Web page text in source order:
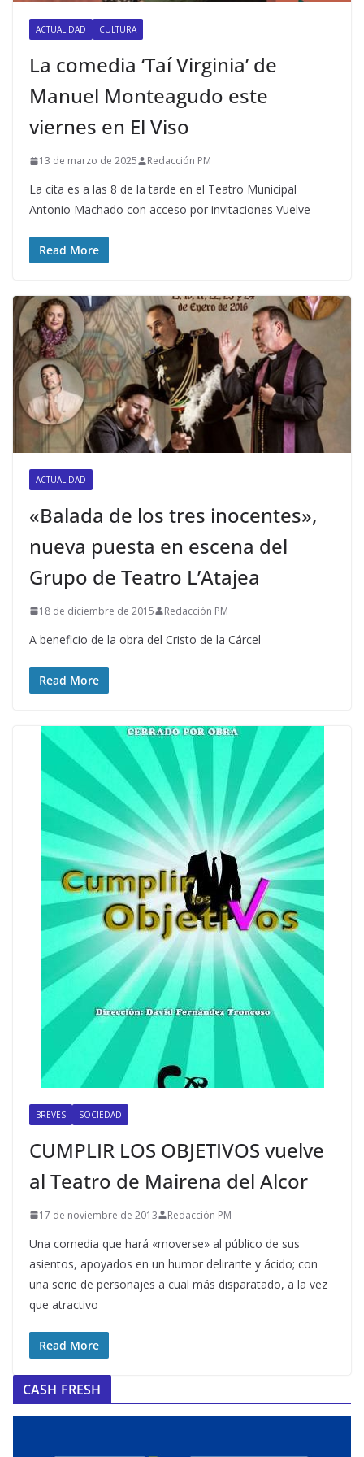
ACTUALIDAD CULTURA
La comedia ‘Taí Virginia’ de
Manuel Monteagudo este
viernes en El Viso
13 de marzo de 2025 Redacción PM
La cita es a las 8 de la tarde en el Teatro Municipal
Antonio Machado con acceso por invitaciones Vuelve
Read More
ACTUALIDAD
«Balada de los tres inocentes»,
nueva puesta en escena del
Grupo de Teatro L’Atajea
18 de diciembre de 2015 Redacción PM
A beneficio de la obra del Cristo de la Cárcel
Read More
BREVES SOCIEDAD
CUMPLIR LOS OBJETIVOS vuelve
al Teatro de Mairena del Alcor
17 de noviembre de 2013 Redacción PM
Una comedia que hará «moverse» al público de sus
asientos, apoyados en un humor delirante y ácido; con
una serie de personajes a cual más disparatado, a la vez
que atractivo
Read More
CASH FRESH